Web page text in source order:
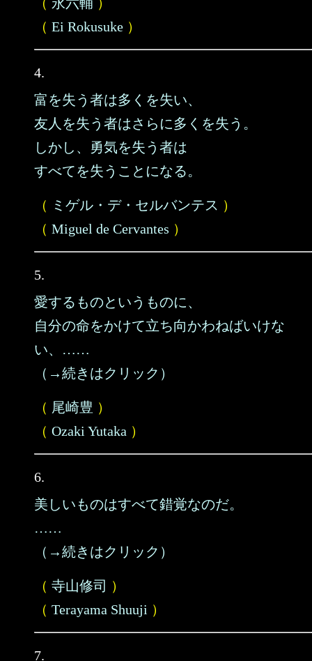
（ Ei Rokusuke ）
4.
富を失う者は多くを失い、
友人を失う者はさらに多くを失う。
しかし、勇気を失う者は
すべてを失うことになる。
（ ミゲル・デ・セルバンテス ）
（ Miguel de Cervantes ）
5.
愛するものというものに、
自分の命をかけて立ち向かわねばいけな
い、……
（→続きはクリック）
（ 尾崎豊 ）
（ Ozaki Yutaka ）
6.
美しいものはすべて錯覚なのだ。
……
（→続きはクリック）
（ 寺山修司 ）
（ Terayama Shuuji ）
7.